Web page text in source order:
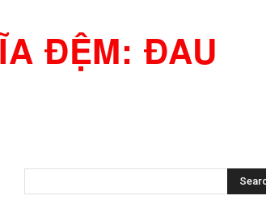
ĐỆM: ĐAU